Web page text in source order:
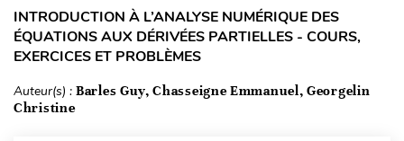
INTRODUCTION À L’ANALYSE NUMÉRIQUE DES
ÉQUATIONS AUX DÉRIVÉES PARTIELLES - COURS,
EXERCICES ET PROBLÈMES
Auteur(s) : Barles Guy, Chasseigne Emmanuel, Georgelin
Christine